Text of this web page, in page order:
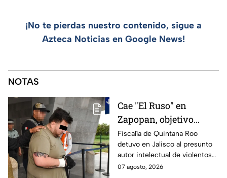
¡No te pierdas nuestro contenido, sigue a
Azteca Noticias en Google News!
NOTAS
Cae "El Ruso" en
Zapopan, objetivo
prioritario en Playa del
Carmen
Fiscalía de Quintana Roo
detuvo en Jalisco al presunto
autor intelectual de violentos
ataques en fraccionamientos
07 agosto, 2026